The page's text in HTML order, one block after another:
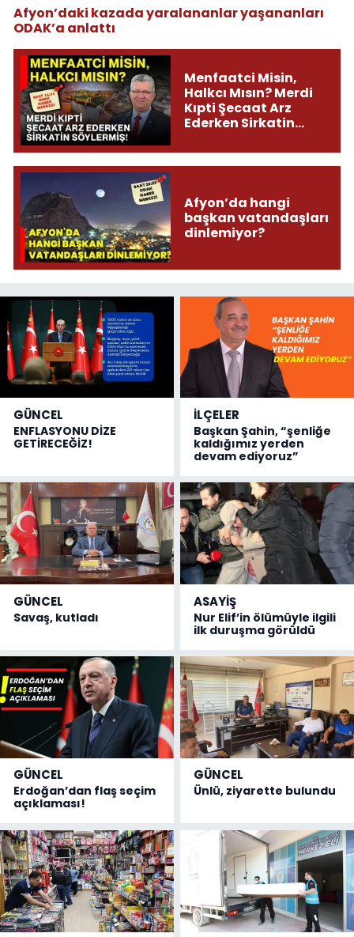
Afyon’daki kazada yaralananlar yaşananları
ODAK’a anlattı
Menfaatci Misin,
Halkcı Mısın? Merdi
Kıpti Şecaat Arz
Ederken Sirkatin
Afyon’da hangi
başkan vatandaşları
dinlemiyor?
GÜNCEL
ENFLASYONU DİZE
GETİRECEĞİZ!
İLÇELER
Başkan Şahin, “şenliğe
kaldığımız yerden
devam ediyoruz”
GÜNCEL
Savaş, kutladı
ASAYİŞ
Nur Elif’in ölümüyle ilgili
ilk duruşma görüldü
GÜNCEL
Erdoğan’dan flaş seçim
açıklaması!
GÜNCEL
Ünlü, ziyarette bulundu